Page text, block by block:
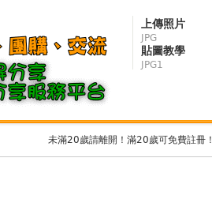
上傳照片
JPG
貼圖教學
JPG1
未滿20歲請離開！滿20歲可免費註冊！